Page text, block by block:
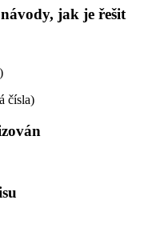
jak je řešit
čísla)